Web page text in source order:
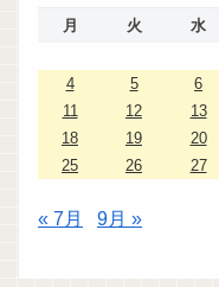
月 火 水
4
5 6
11
12 13
18
19 20
25
26 27
« 7月 9月 »